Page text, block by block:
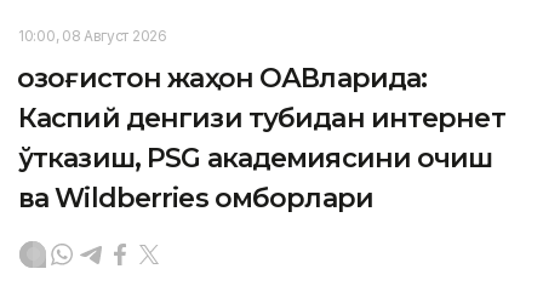
10:00, 08 Август 2026
Қозоғистон жаҳон ОАВларида:
Каспий денгизи тубидан интернет
ўтказиш, PSG академиясини очиш
ва Wildberries омборлари